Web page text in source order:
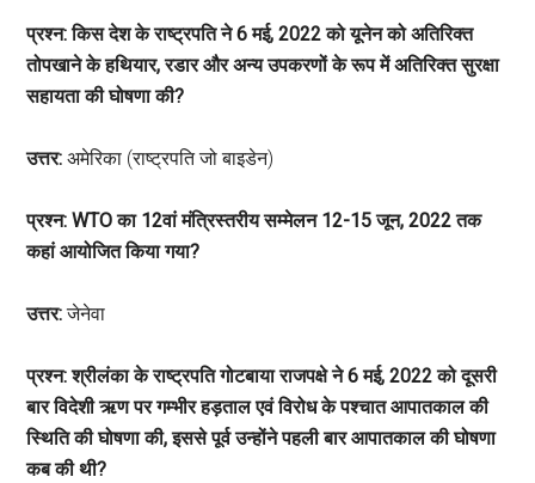
प्रश्न: किस देश के राष्ट्रपति ने 6 मई, 2022 को यूनेन को अतिरिक्त
तोपखाने के हथियार, रडार और अन्य उपकरणों के रूप में अतिरिक्त सुरक्षा
सहायता की घोषणा की?
उत्तर: अमेरिका (राष्ट्रपति जो बाइडेन)
प्रश्न: WTO का 12वां मंत्रिस्तरीय सम्मेलन 12-15 जून, 2022 तक
कहां आयोजित किया गया?
उत्तर:जेनेवा
प्रश्न: श्रीलंका के राष्ट्रपति गोटबाया राजपक्षे ने 6 मई, 2022 को दूसरी
बार विदेशी ऋण पर गम्भीर हड़ताल एवं विरोध के पश्चात आपातकाल की
स्थिति की घोषणा की, इससे पूर्व उन्होंने पहली बार आपातकाल की घोषणा
कब की थी?